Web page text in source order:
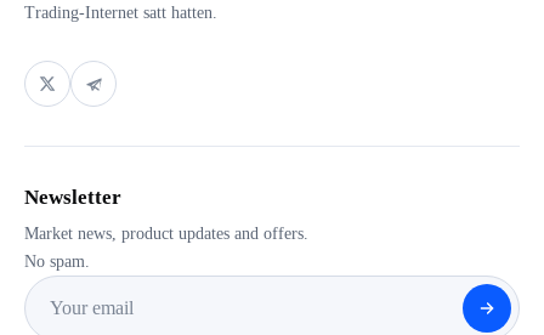
Trading-Internet satt hatten.
Newsletter
Market news, product updates and offers.
No spam.